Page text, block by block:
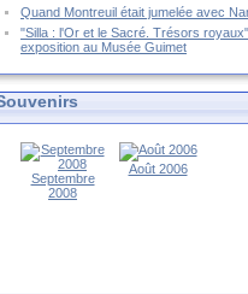
Quand Montreuil était jumelée avec
"Silla : l'Or et le Sacré. Trésors
exposition au Musée Guimet
Septembre
2008
Août 2006